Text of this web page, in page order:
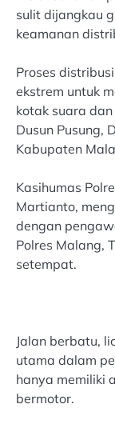
sulit dijangkau
keamanan
Proses
ekstrem untuk
kotak suara
Dusun Pusung,
Kabupaten
Kasihumas
Martianto,
dengan
Polres Malang,
setempat.
Jalan berbatu,
utama dalam
hanya memiliki
bermotor.